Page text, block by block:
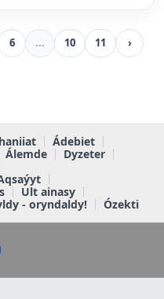
6 ... 10 11 ›
Ádebiet
Álemde
Dyzeter
Ult ainasy
- oryndaldy! Ózekti